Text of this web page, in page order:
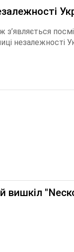
з’являється
незалежності
вишкіл